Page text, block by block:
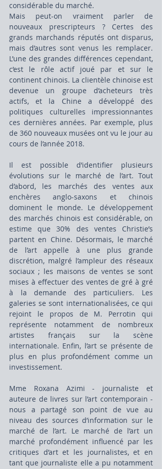
considérable du marché.
Mais peut-on vraiment parler de
nouveaux prescripteurs ? Certes des
grands marchands réputés ont disparus,
mais d’autres sont venus les remplacer.
L’une des grandes différences cependant,
c’est le rôle actif joué par et sur le
continent chinois. La clientèle chinoise est
devenue un groupe d’acheteurs très
actifs, et la Chine a développé des
politiques culturelles impressionnantes
ces dernières années. Par exemple, plus
de 360 nouveaux musées ont vu le jour au
cours de l’année 2018.
Il est possible d’identifier plusieurs
évolutions sur le marché de l’art. Tout
d’abord, les marchés des ventes aux
enchères anglo-saxons et chinois
dominent le monde. Le développement
des marchés chinois est considérable, on
estime que 30% des ventes Christie’s
partent en Chine. Désormais, le marché
de l’art appelle à une plus grande
discrétion, malgré l’ampleur des réseaux
sociaux ; les maisons de ventes se sont
mises à effectuer des ventes de gré à gré
à la demande des particuliers. Les
galeries se sont internationalisées, ce qui
rejoint le propos de M. Perrotin qui
représente notamment de nombreux
artistes français sur la scène
internationale. Enfin, l’art se présente de
plus en plus profondément comme un
investissement.
Mme Roxana Azimi - journaliste et
auteure de livres sur l’art contemporain -
nous a partagé son point de vue au
niveau des sources d’information sur le
marché de l’art. Le marché de l’art un
marché profondément influencé par les
critiques d’art et les journalistes, et en
tant que journaliste elle a pu notamment